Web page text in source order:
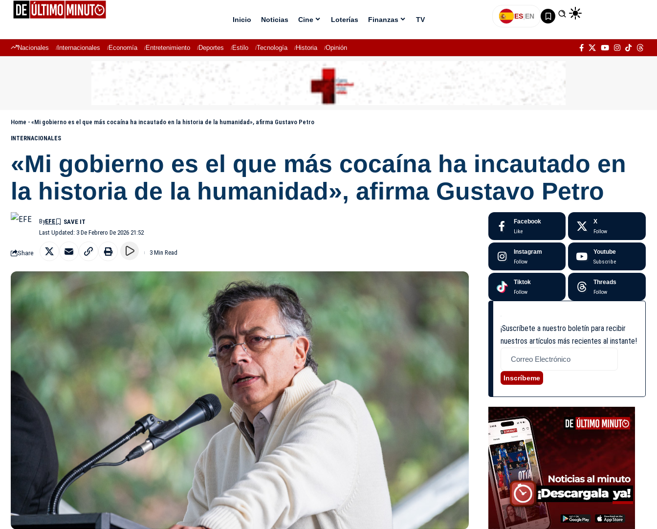
Inicio Noticias Cine Loterías Finanzas TV ES|EN
Nacionales Internacionales Economía Entretenimiento Deportes Estilo Tecnología Historia Opinión
Home - «Mi gobierno es el que más cocaína ha incautado en la historia de la humanidad», afirma Gustavo Petro
INTERNACIONALES
«Mi gobierno es el que más cocaína ha incautado en
la historia de la humanidad», afirma Gustavo Petro
Last Updated: 3 De Febrero De 2026 21:52
ByEFE
Share 3 Min Read
Facebook
Like
X
Follow
Instagram
Follow
Youtube
Subscribe
Tiktok
Follow
Threads
Follow
¡Suscríbete a nuestro boletín para recibir
nuestros artículos más recientes al instante!
Inscríbeme